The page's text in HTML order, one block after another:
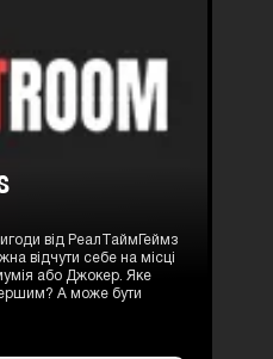
від РеалТаймГеймз
відчути себе на місці
або Джокер. Яке
А може бути